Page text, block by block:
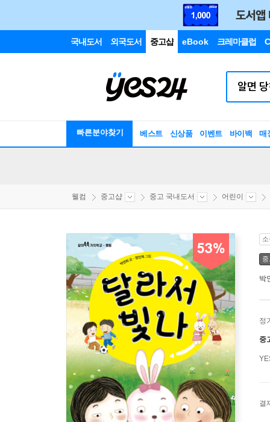
국내도서 외국도서 중고샵 eBook 크레마클럽
빠른분야찾기 베스트 신상품 이벤트 바이백 매
웰컴 중고샵 중고 국내도서 어린이
53%
박
정
중
결